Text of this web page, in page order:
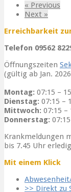
« Previous
Next »
Erreichbarkeit
Telefon 09562
Öffnungszeiten
(gültig ab Jan.
Montag: 07:15 –
Dienstag: 07:15 –
Mittwoch: 07:15 –
Donnerstag:
Krankmeldungen
bis 7.45 Uhr
Mit einem Klick
>> Direkt zu